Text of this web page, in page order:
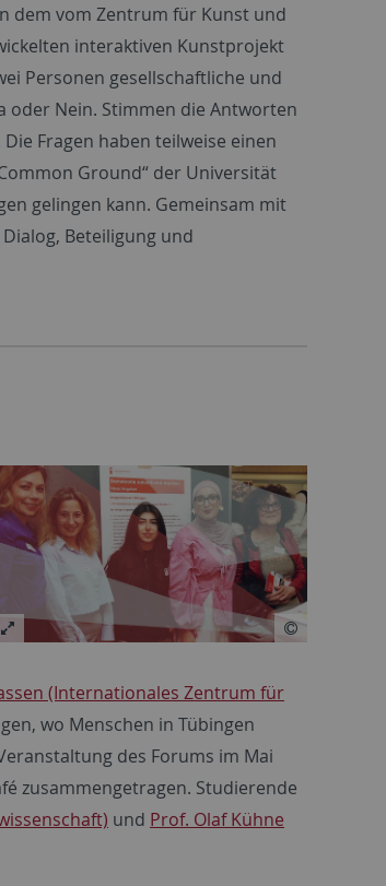
dem vom Zentrum für Kunst und
interaktiven Kunstprojekt
Personen gesellschaftliche und
oder Nein. Stimmen die Antworten
Fragen haben teilweise einen
Ground“ der Universität
gelingen kann. Gemeinsam mit
Beteiligung und
(Internationales Zentrum für
wo Menschen in Tübingen
des Forums im Mai
zusammengetragen. Studierende
und Prof. Olaf Kühne